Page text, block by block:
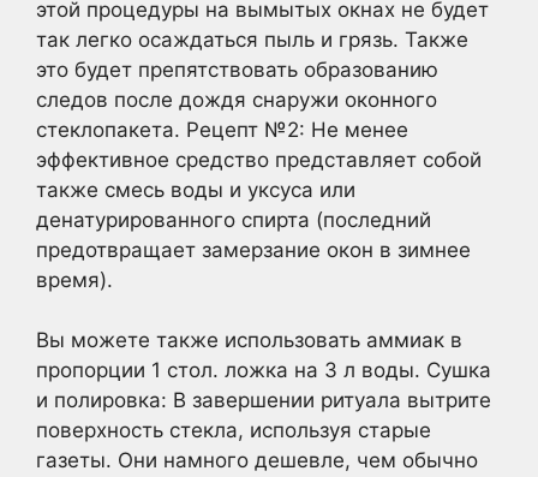
этой процедуры на вымытых окнах не будет
так легко осаждаться пыль и грязь. Также
это будет препятствовать образованию
следов после дождя снаружи оконного
стеклопакета. Рецепт №2: Не менее
эффективное средство представляет собой
также смесь воды и уксуса или
денатурированного спирта (последний
предотвращает замерзание окон в зимнее
время).
Вы можете также использовать аммиак в
пропорции 1 стол. ложка на 3 л воды. Сушка
и полировка: В завершении ритуала вытрите
поверхность стекла, используя старые
газеты. Они намного дешевле, чем обычно